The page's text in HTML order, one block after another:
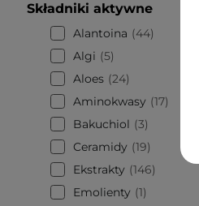
Składniki aktywne
Alantoina
44
Algi
5
Aloes 24
Aminokwasy
17
Bakuchiol
3
Ceramidy
19
Ekstrakty
146
Emolienty
1